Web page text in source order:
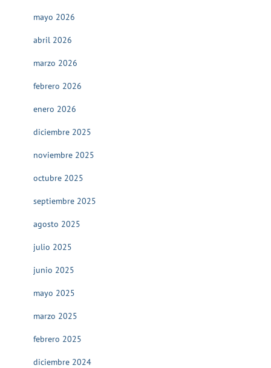
mayo 2026
abril 2026
marzo 2026
febrero 2026
enero 2026
diciembre 2025
noviembre 2025
octubre 2025
septiembre 2025
agosto 2025
julio 2025
junio 2025
mayo 2025
marzo 2025
febrero 2025
diciembre 2024